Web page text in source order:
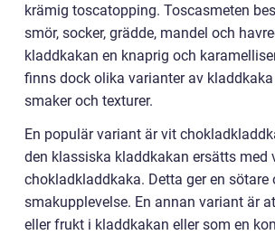
krämig toscatopping. Toscasmeten
smör, socker, grädde, mandel och
kladdkakan en knaprig och
finns dock olika varianter av
smaker och texturer.
En populär variant är vit
den klassiska kladdkakan ersätts med
chokladkladdkaka. Detta ger en sötare
smakupplevelse. En annan variant är
eller frukt i kladdkakan eller som en